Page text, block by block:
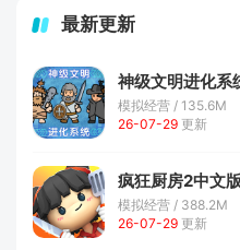
最新更新
模拟经营 / 135.6M
26-07-29 更新
疯狂厨房2中文
模拟经营 / 388.2M
26-07-29 更新